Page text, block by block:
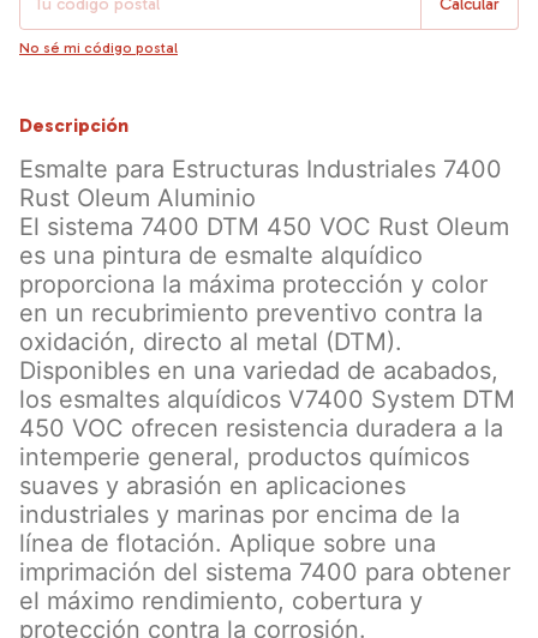
No sé mi código postal
Descripción
Esmalte para Estructuras Industriales 7400
Rust Oleum Aluminio
El sistema 7400 DTM 450 VOC Rust Oleum
es una pintura de esmalte alquídico
proporciona la máxima protección y color
en un recubrimiento preventivo contra la
oxidación, directo al metal (DTM).
Disponibles en una variedad de acabados,
los esmaltes alquídicos V7400 System DTM
450 VOC ofrecen resistencia duradera a la
intemperie general, productos químicos
suaves y abrasión en aplicaciones
industriales y marinas por encima de la
línea de flotación. Aplique sobre una
imprimación del sistema 7400 para obtener
el máximo rendimiento, cobertura y
protección contra la corrosión.